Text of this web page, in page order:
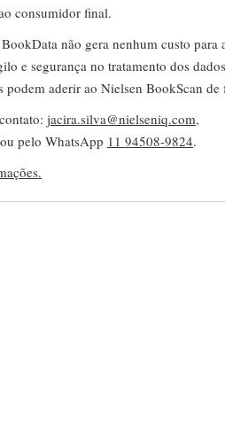
consumidor final.
não gera nenhum custo para
e segurança no tratamento dos
podem aderir ao Nielsen BookScan de
jacira.silva@nielseniq.com,
ou pelo WhatsApp 11 94508-9824.